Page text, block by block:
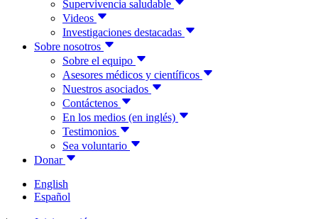
Supervivencia saludable
Videos
Investigaciones destacadas
Sobre nosotros
Sobre el equipo
Asesores médicos y científicos
Nuestros asociados
Contáctenos
En los medios (en inglés)
Testimonios
Sea voluntario
Donar
English
Español